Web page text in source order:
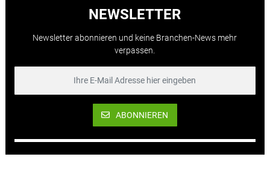
NEWSLETTER
Newsletter abonnieren und keine Branchen-News mehr
verpassen.
ABONNIEREN